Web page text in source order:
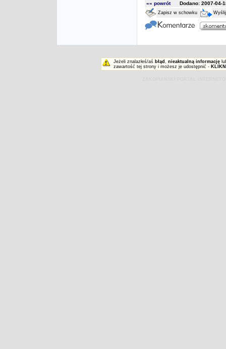
«« powrótDodano: 2007-04-
Zapisz w schowku
Jeżeli znalazłeś/aś błąd , nieaktualną informację
zawartość tej strony i możesz je udostępnić -